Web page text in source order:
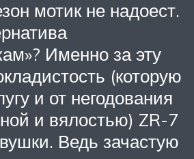
мотик не надоест.
Именно за эту
(которую
и от негодования
и вялостью) ZR-7
Ведь зачастую